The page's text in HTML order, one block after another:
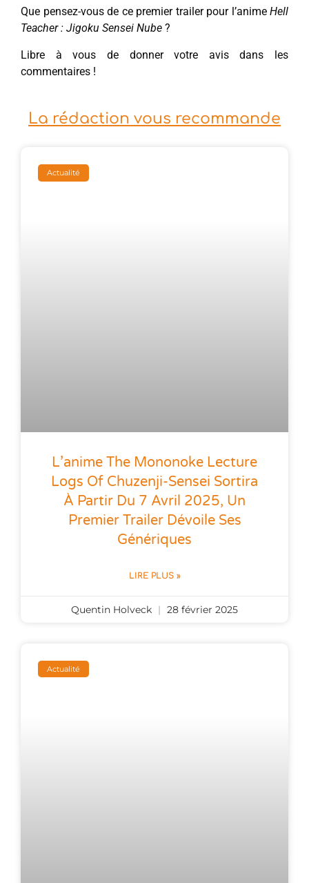
Que pensez-vous de ce premier trailer pour l’anime Hell
Teacher : Jigoku Sensei Nube ?
Libre à vous de donner votre avis dans les
commentaires !
La rédaction vous recommande
Actualité
L’anime The Mononoke Lecture
Logs Of Chuzenji-Sensei Sortira
À Partir Du 7 Avril 2025, Un
Premier Trailer Dévoile Ses
Génériques
LIRE PLUS »
Quentin Holveck 28 février 2025
Actualité